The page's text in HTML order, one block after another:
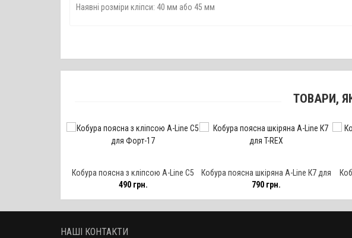
Наявні розміри кліпси: 40 мм або 45 мм
ТОВАРИ,
Кобура поясна з кліпсою A-Line С5
для Форт-17
490 грн.
Кобура поясна шкіряна A-Line К7 для
T-REX
790 грн.
НАШІ КОНТАКТИ